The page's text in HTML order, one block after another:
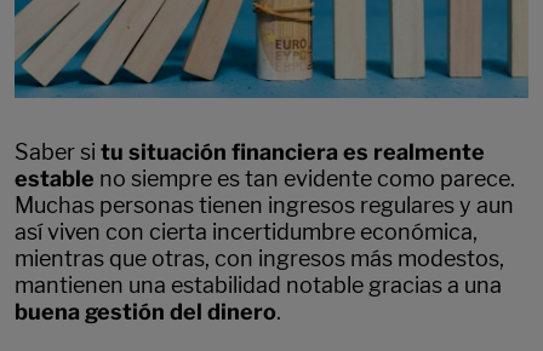
Saber si tu situación financiera es realmente
estable no siempre es tan evidente como parece.
Muchas personas tienen ingresos regulares y aun
así viven con cierta incertidumbre económica,
mientras que otras, con ingresos más modestos,
mantienen una estabilidad notable gracias a una
buena gestión del dinero.